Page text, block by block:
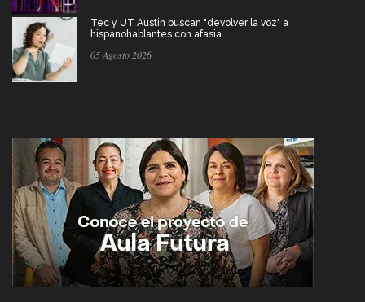
Tec y UT Austin buscan "devolver la voz" a
hispanohablantes con afasia
05 Agosto 2026